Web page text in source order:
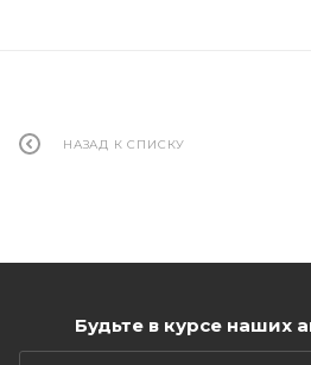
НАЗАД К СПИСКУ
Будьте в курсе наших